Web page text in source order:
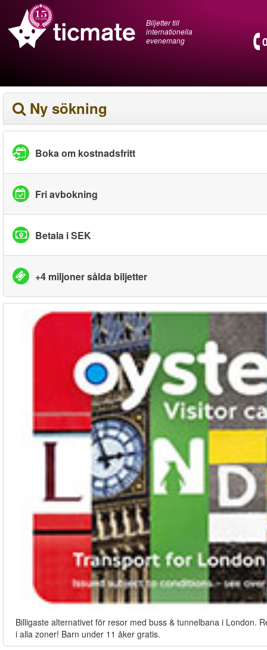
Biljetter till
internationella
evenemang
Ny sökning
Boka om kostnadsfritt
Fri avbokning
Betala i SEK
+4 miljoner sålda biljetter
Billigaste alternativet för resor med buss & tunnelbana i London.
i alla zoner! Barn under 11 åker gratis.